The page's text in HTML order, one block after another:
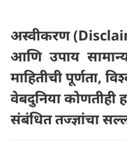
अस्वीकरण
आणि उपाय
माहितीची पूर्णता,
वेबदुनिया कोणतीही
संबंधित तज्ज्ञांचा